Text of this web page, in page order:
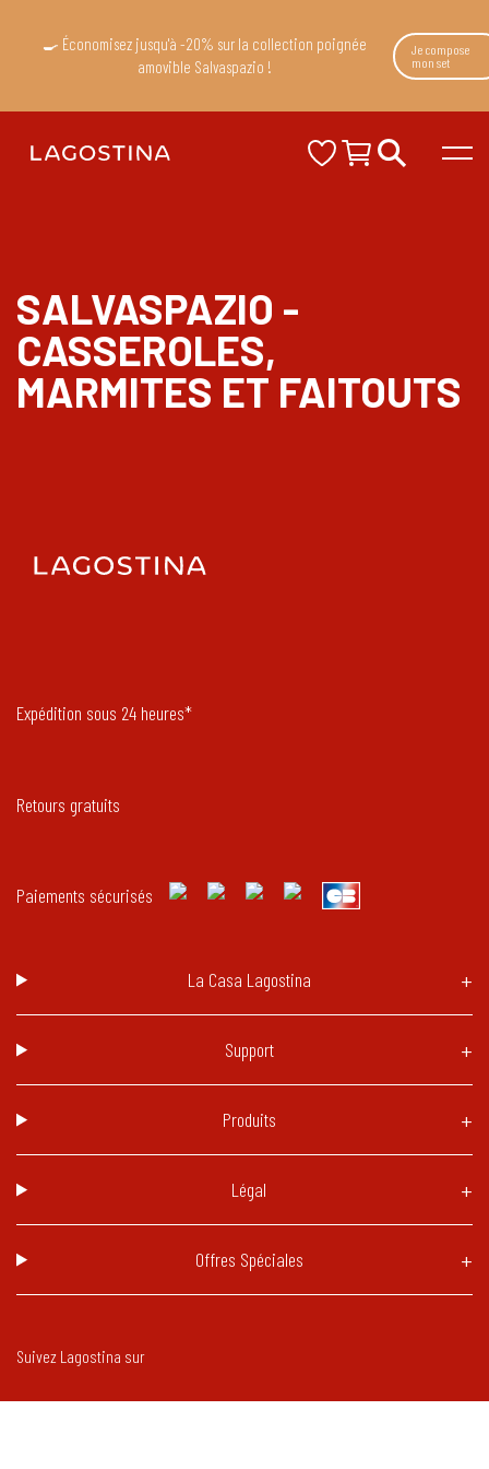
🍳 Économisez jusqu'à -20% sur la collection poignée
amovible Salvaspazio !
Je compose
mon set
SALVASPAZIO -
CASSEROLES,
MARMITES ET FAITOUTS
Expédition sous 24 heures*
Retours gratuits
Paiements sécurisés
La Casa Lagostina
Support
Produits
Légal
Offres Spéciales
Suivez Lagostina sur